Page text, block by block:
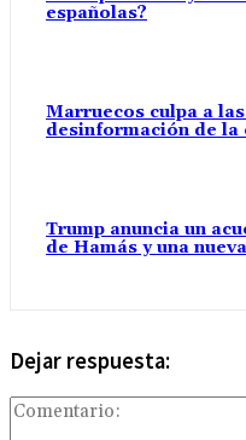
españolas?
Marruecos culpa a
desinformación de
Trump anuncia un
de Hamás y una
Dejar respuesta: